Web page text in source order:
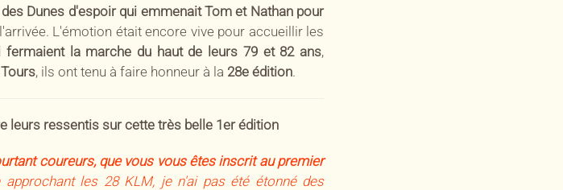
Dunes d'espoir qui emmenait Tom et Nathan pour
L'émotion était encore vive pour accueillir les
fermaient la marche du haut de leurs 79 et 82 ans,
, ils ont tenu à faire honneur à la 28e édition.
leurs ressentis sur cette très belle 1er édition
coureurs, que vous vous êtes inscrit au premier
les 28 KLM, je n'ai pas été étonné des